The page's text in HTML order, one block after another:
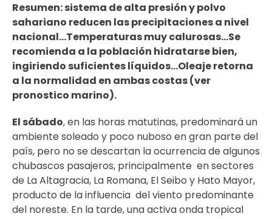
Resumen: sistema de alta presión y polvo
sahariano reducen las precipitaciones a nivel
nacional…Temperaturas muy calurosas…Se
recomienda a la población hidratarse bien,
ingiriendo suficientes líquidos…Oleaje retorna
a la normalidad en ambas costas (ver
pronostico marino).
El sábado, en las horas matutinas, predominará un
ambiente soleado y poco nuboso en gran parte del
país, pero no se descartan la ocurrencia de algunos
chubascos pasajeros, principalmente en sectores
de La Altagracia, La Romana, El Seibo y Hato Mayor,
producto de la influencia del viento predominante
del noreste. En la tarde, una activa onda tropical